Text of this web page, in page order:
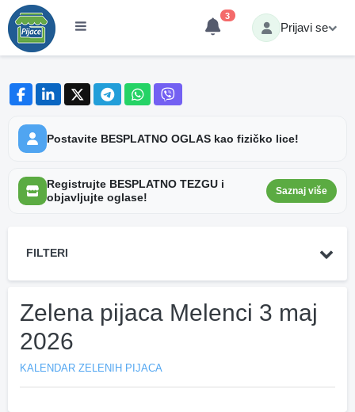
3
Prijavi se
Postavite BESPLATNO OGLAS kao fizičko lice!
Registrujte BESPLATNO TEZGU i
objavljujte oglase!
Saznaj više
FILTERI
Zelena pijaca Melenci 3 maj
2026
KALENDAR ZELENIH PIJACA